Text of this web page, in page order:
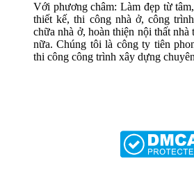
Với phương châm: Làm đẹp từ
thiết kế, thi công nhà ở, công
chữa nhà ở, hoàn thiện nội thất
nữa. Chúng tôi là công ty tiên
thi công công trình xây dựng